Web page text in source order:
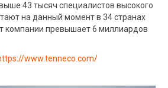
43 тысяч специалистов высокого
на данный момент в 34 странах
компании превышает 6 миллиардов
www.tenneco.com/